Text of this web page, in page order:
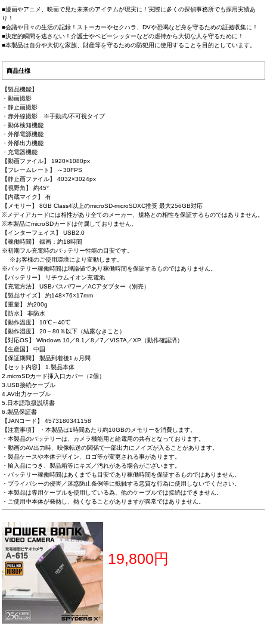
■漫画やアニメ、映画で見た未来のアイテムが現実に！実際に多くの探偵事務所でも採用実績あ
り！
■会議や日々の生活の記録！ストーカーやセクハラ、DVや恐喝など身を守るための証拠収集に！
■決定的瞬間を逃さない！介護士やベビーシッターなどの虐待から大切な人を守るために！
■本製品は自分や大切な家族、財産等を守るための防犯用に使用することを目的としています。
商品仕様
【製品機能】
・動画撮影
・静止画撮影
・赤外線撮影 ※手動式/不可視タイプ
・動体検知機能
・外部電源機能
・外部出力機能
・充電器機能
【動画ファイル】 1920×1080px
【フレームレート】 ～30FPS
【静止画ファイル】 4032×3024px
【視野角】 約45°
【内蔵マイク】 有
【メモリー】 8GB Class4以上のmicroSD-microSDXC推奨 最大256GB対応
※メディアカードには相性があり全てのメーカー、規格との相性を保証するものではありません。
※本製品にmicroSDカードは付属しておりません。
【インターフェイス】 USB2.0
【稼働時間】 録画：約18時間
※初期フル充電時のバッテリー性能の目安です。
※お客様のご使用環境により変動します。
※バッテリー稼働時間は理論値であり稼働時間を保証するものではありません。
【バッテリー】 リチウムイオン充電池
【充電方法】 USBバスパワー／ACアダプター（別売）
【製品サイズ】 約148×76×17mm
【重量】 約200g
【防水】 非防水
【動作温度】 10℃～40℃
【動作湿度】 20～80％以下（結露なきこと）
【対応OS】 Windows 10／8.1／8／7／VISTA／XP（動作確認済）
【生産国】 中国
【保証期間】 製品到着後1ヵ月間
【セット内容】 1.製品本体
2.microSDカード挿入口カバー（2個）
3.USB接続ケーブル
4.AV出力ケーブル
5.日本語取扱説明書
6.製品保証書
【JANコード】 4573180341158
【注意事項】 ・本製品は1時間あたり約10GBのメモリーを消費します。
・本製品のバッテリーは、カメラ機能用と給電用の共有となっております。
・動画のAV出力時、映像転送の関係で一部出力にノイズが入ることがあります。
・製品ケースや本体デザイン、ロゴ等が変更される事があります。
・輸入品につき、製品箱等にキズ／汚れがある場合がございます。
・バッテリー稼働時間はあくまでも目安であり稼働時間を保証するものではありません。
・プライバシーの侵害／迷惑防止条例等に抵触する悪質な行為に使用しないでください。
・本製品は専用ケーブルを使用している為、他のケーブルでは接続はできません。
・ご使用中本体が発熱し、熱くなることがありますが異常ではありません。
19,800円